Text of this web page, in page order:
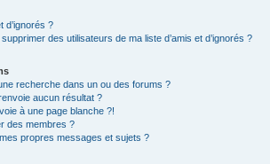
d’ignorés ?
des utilisateurs de ma liste d’amis et d’ignorés ?
recherche dans un ou des forums ?
aucun résultat ?
à une page blanche ?!
des membres ?
propres messages et sujets ?